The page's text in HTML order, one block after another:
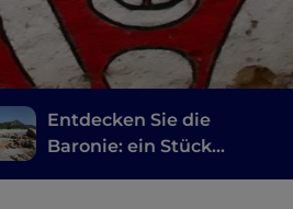
Entdecken Sie die
Baronie: ein Stück